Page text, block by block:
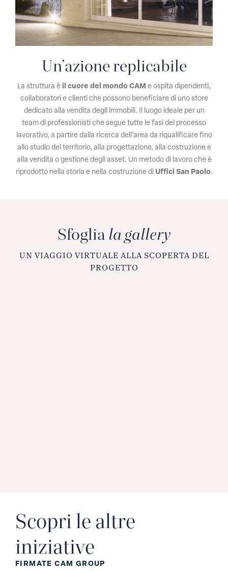
Un’azione replicabile
La struttura è il cuore del mondo CAM e ospita dipendenti,
collaboratori e clienti che possono beneficiare di uno store
dedicato alla vendita degli immobili. Il luogo ideale per un
team di professionisti che segue tutte le fasi del processo
lavorativo, a partire dalla ricerca dell’area da riqualificare fino
allo studio del territorio, alla progettazione, alla costruzione e
alla vendita o gestione degli asset. Un metodo di lavoro che è
riprodotto nella storia e nella costruzione di Uffici San Paolo.
Sfoglia la gallery
UN VIAGGIO VIRTUALE ALLA SCOPERTA DEL
PROGETTO
Scopri le altre
iniziative
FIRMATE CAM GROUP